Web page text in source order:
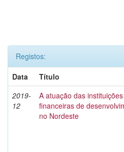
Registos:
Data
Título
2019-
12
A atuação das instituições
financeiras de
no Nordeste